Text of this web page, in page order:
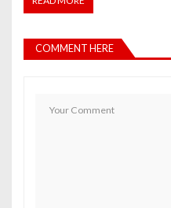
COMMENT HERE